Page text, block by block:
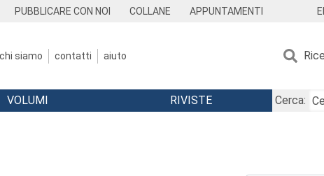
PUBBLICARE CON NOI COLLANE APPUNTAMENTI
chi siamo contatti aiuto
VOLUMI RIVISTE
Cerca: